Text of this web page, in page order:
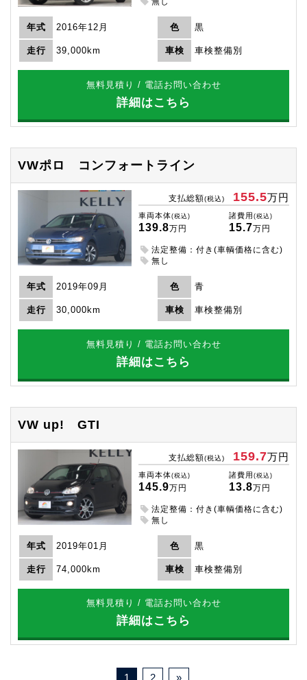
年式 2016年12月 色 黒
走行 39,000km 車検 車検整備別
無料見積り / 電話お問い合わせ
詳細はこちら
VWポロ コンフォートライン
支払総額(税込) 155.5万円
車両本体(税込)
139.8万円
諸費用(税込)
15.7万円
法定整備：付き(車輌価格に含む)
無し
年式 2019年09月 色 青
走行 30,000km 車検 車検整備別
無料見積り / 電話お問い合わせ
詳細はこちら
VW up! GTI
支払総額(税込) 159.7万円
車両本体(税込)
145.9万円
諸費用(税込)
13.8万円
法定整備：付き(車輌価格に含む)
無し
年式 2019年01月 色 黒
走行 74,000km 車検 車検整備別
無料見積り / 電話お問い合わせ
詳細はこちら